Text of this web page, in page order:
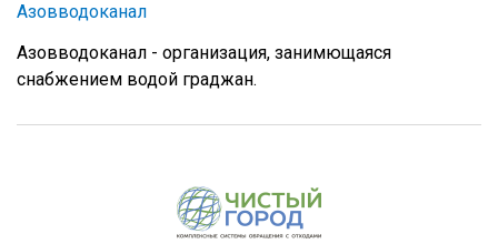
Азовводоканал
Азовводоканал - организация, занимющаяся
снабжением водой граджан.